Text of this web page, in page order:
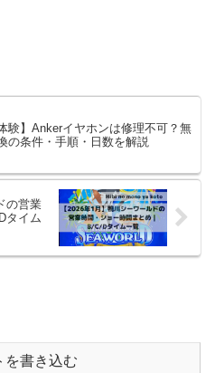
験】Ankerイヤホンは修理不可？無
の条件・手順・日数を解説
の営業
タイム
を書き込む